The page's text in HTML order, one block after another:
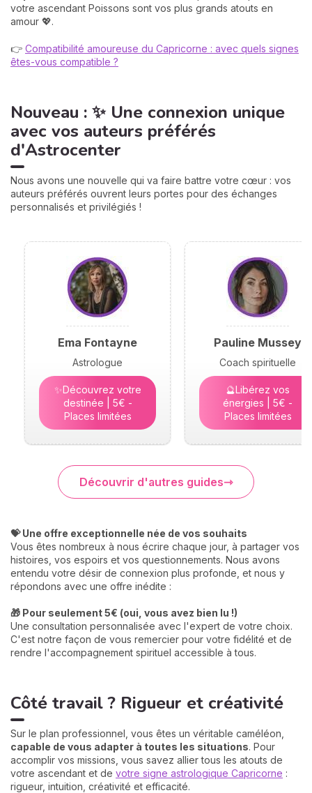
votre ascendant Poissons sont vos plus grands atouts en
amour 💖.
👉 Compatibilité amoureuse du Capricorne : avec quels signes
êtes-vous compatible ?
Nouveau : ✨ Une connexion unique
avec vos auteurs préférés
d'Astrocenter
Nous avons une nouvelle qui va faire battre votre cœur : vos
auteurs préférés ouvrent leurs portes pour des échanges
personnalisés et privilégiés !
Ema Fontayne
Astrologue
✨Découvrez votre
destinée | 5€ -
Places limitées
Pauline Mussey
Coach spirituelle
🔮Libérez vos
énergies | 5€ -
Places limitées
Découvrir d'autres guides
💝 Une offre exceptionnelle née de vos souhaits
Vous êtes nombreux à nous écrire chaque jour, à partager vos
histoires, vos espoirs et vos questionnements. Nous avons
entendu votre désir de connexion plus profonde, et nous y
répondons avec une offre inédite :
🎁 Pour seulement 5€ (oui, vous avez bien lu !)
Une consultation personnalisée avec l'expert de votre choix.
C'est notre façon de vous remercier pour votre fidélité et de
rendre l'accompagnement spirituel accessible à tous.
Côté travail ? Rigueur et créativité
Sur le plan professionnel, vous êtes un véritable caméléon,
capable de vous adapter à toutes les situations. Pour
accomplir vos missions, vous savez allier tous les atouts de
votre ascendant et de votre signe astrologique Capricorne :
rigueur, intuition, créativité et efficacité.